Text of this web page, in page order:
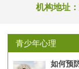
机构地址：
青少年心理
如何预